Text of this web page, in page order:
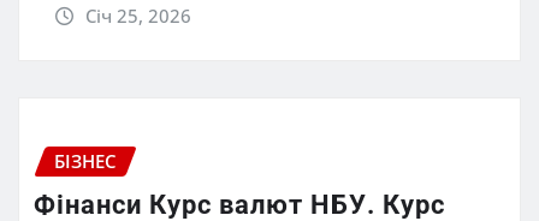
Січ 25, 2026
БІЗНЕС
Фінанси Курс валют НБУ. Курс